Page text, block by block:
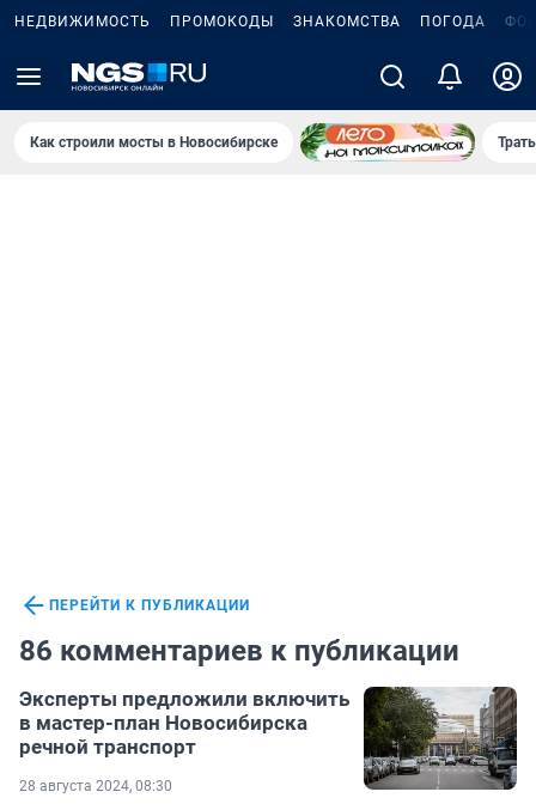
НЕДВИЖИМОСТЬ ПРОМОКОДЫ ЗНАКОМСТВА ПОГОДА
Как строили мосты в Новосибирске
ПЕРЕЙТИ К ПУБЛИКАЦИИ
86 комментариев к публикации
Эксперты предложили включить
в мастер-план Новосибирска
речной транспорт
28 августа 2024, 08:30